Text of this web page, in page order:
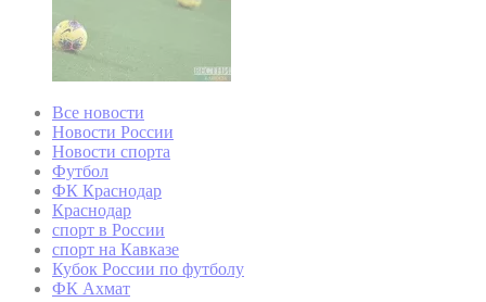
Все новости
Новости России
Новости спорта
Футбол
ФК Краснодар
Краснодар
спорт в России
спорт на Кавказе
Кубок России по футболу
ФК Ахмат